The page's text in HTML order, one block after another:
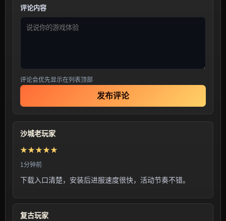
评论内容
评论会优先显示在列表顶部
发布评论
沙城老玩家
★★★★★
1分钟前
下载入口清楚，安装后进服速度很快，活动节奏不错。
复古玩家